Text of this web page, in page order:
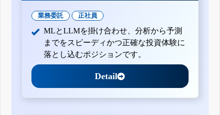
業務委託 正社員
MLとLLMを掛け合わせ、分析から予測
までをスピーディかつ正確な投資体験に
落とし込むポジションです。
Detail